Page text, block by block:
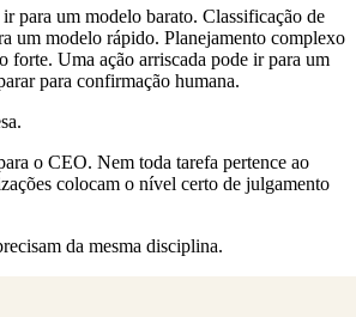
para um modelo barato. Classificação de
um modelo rápido. Planejamento complexo
forte. Uma ação arriscada pode ir para um
para confirmação humana.
o CEO. Nem toda tarefa pertence ao
colocam o nível certo de julgamento
da mesma disciplina.